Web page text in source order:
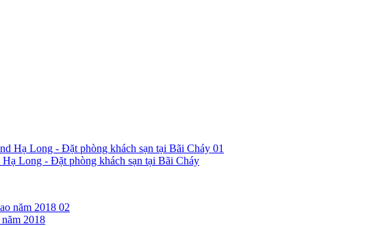
01
Long - Đặt phòng khách sạn tại Bãi Cháy
02
2018